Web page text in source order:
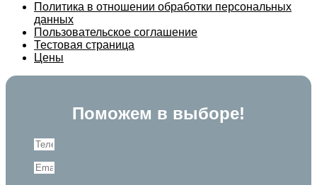
Политика в отношении обработки персональных
данных
Пользовательское соглашение
Тестовая страница
Цены
Поможем в выборе!